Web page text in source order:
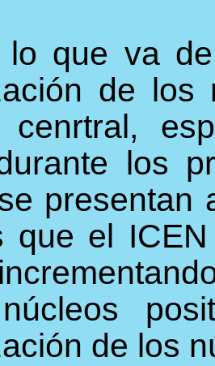
lo que va
de
cenrtral,
los
presentan
que el
de los